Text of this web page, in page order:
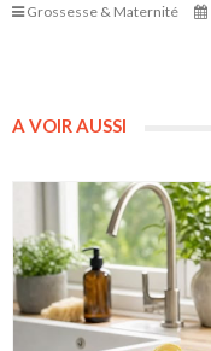
Grossesse & Maternité
A VOIR AUSSI